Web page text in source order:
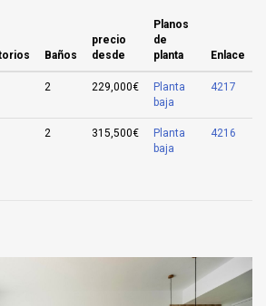
Baños
precio
desde
Planos
de
planta
Enlace
2 229,000€
Planta
baja
4217
2 315,500€
Planta
baja
4216